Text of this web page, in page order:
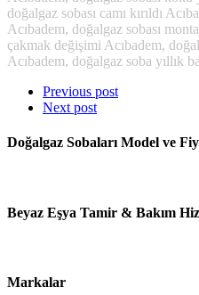
doğalgaz sobası camı kırıldı
Acıbadem, doğalgaz sobası
çakmak değişimi Acıbadem,
Acıbadem, doğalgaz soba yıllık
Previous post
Next post
Doğalgaz Sobaları Model ve
Beyaz Eşya Tamir & Bakım
Markalar